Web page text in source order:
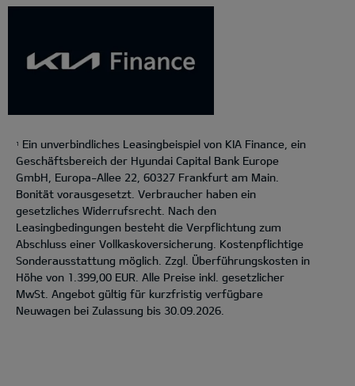
1
Ein unverbindliches Leasingbeispiel von KIA Finance, ein
Geschäftsbereich der Hyundai Capital Bank Europe
GmbH, Europa-Allee 22, 60327 Frankfurt am Main.
Bonität vorausgesetzt. Verbraucher haben ein
gesetzliches Widerrufsrecht. Nach den
Leasingbedingungen besteht die Verpflichtung zum
Abschluss einer Vollkaskoversicherung. Kostenpflichtige
Sonderausstattung möglich. Zzgl. Überführungskosten in
Höhe von 1.399,00 EUR. Alle Preise inkl. gesetzlicher
MwSt. Angebot gültig für kurzfristig verfügbare
Neuwagen bei Zulassung bis 30.09.2026.